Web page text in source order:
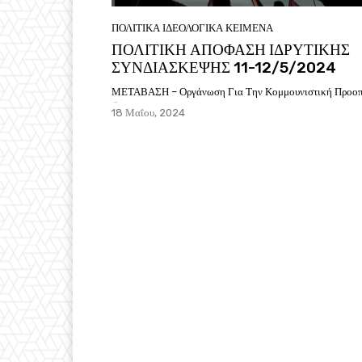
ΠΟΛΙΤΙΚΑ ΙΔΕΟΛΟΓΙΚΑ ΚΕΙΜΕΝΑ
ΠΟΛΙΤΙΚΗ ΑΠΟΦΑΣΗ ΙΔΡΥΤΙΚΗΣ
ΣΥΝΔΙΑΣΚΕΨΗΣ 11-12/5/2024
ΜΕΤΑΒΑΣΗ – Οργάνωση Για Την Κομμουνιστική
-
18 Μαΐου, 2024